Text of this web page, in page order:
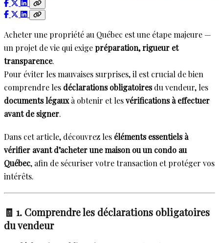
Acheter une propriété au Québec est une étape majeure —
un projet de vie qui exigepréparation, rigueur et
transparence.
Pour éviter les mauvaises surprises, il est crucial de bien
comprendre les déclarations obligatoiresdu vendeur, les
documents légauxà obtenir et lesvérifications à effectuer
avant de signer.
Dans cet article, découvrez les éléments essentiels à
vérifier avant d’acheter une maison ou un condo au
Québec, afin de sécuriser votre transaction et protéger vos
intérêts.
🧾 1. Comprendre les déclarations obligatoires
du vendeur